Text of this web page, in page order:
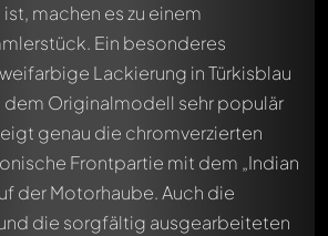
machen es zu einem
Ein besonderes
Lackierung in Türkisblau
dem Originalmodell sehr populär
genau die chromverzierten
Frontpartie mit dem „Indian
der Motorhaube. Auch die
die sorgfältig ausgearbeiteten